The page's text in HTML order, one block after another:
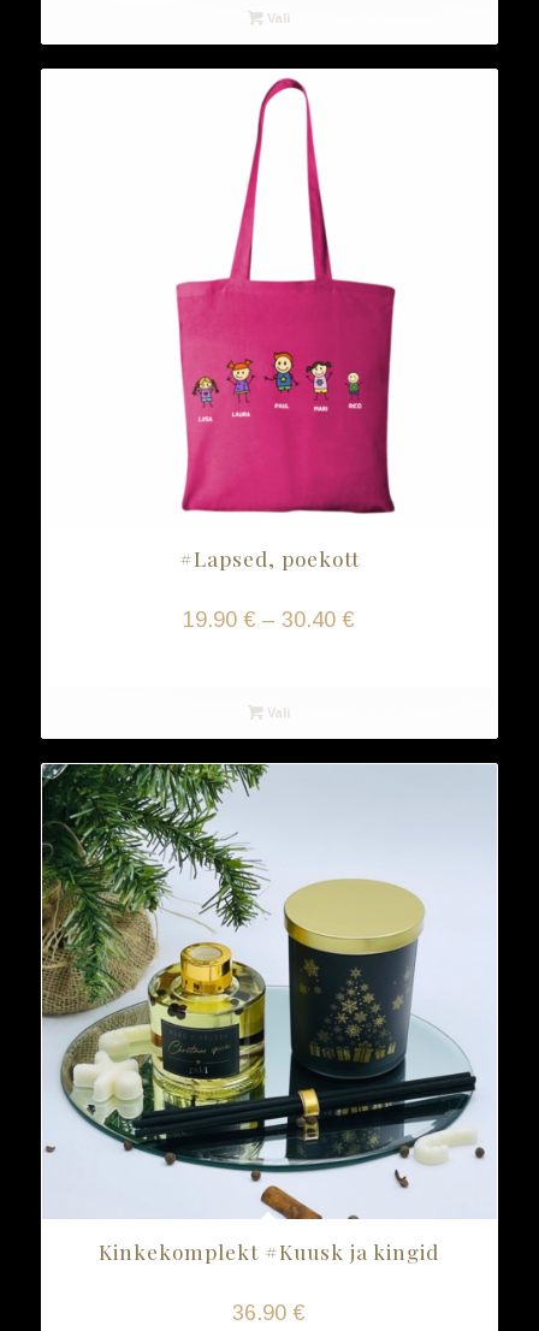
Vali
#Lapsed, poekott
19.90€ – 30.40€
30.40 €
Vali
Kinkekomplekt #Kuusk ja kingid
36.90€